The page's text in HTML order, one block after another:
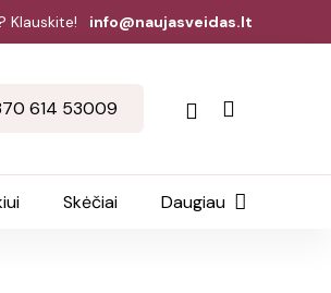
Klauskite! info@naujasveidas.lt
614 53009
Skėčiai Daugiau